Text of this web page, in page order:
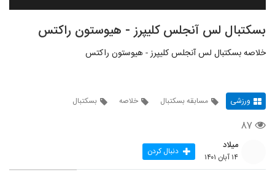
بسکتبال لس آنجلس کلیپرز - هیوستون راکتس
خلاصه بسکتبال لس آنجلس کلیپرز - هیوستون راکتس
ورزشی مسابقه بسکتبال خلاصه بسکتبال
۸۷
میلاد
۱۴ آبان ۱۴۰۱ دنبال کردن